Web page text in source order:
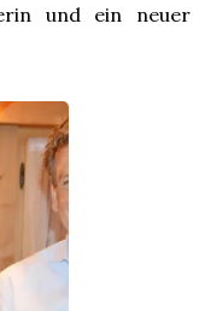
und ein neuer